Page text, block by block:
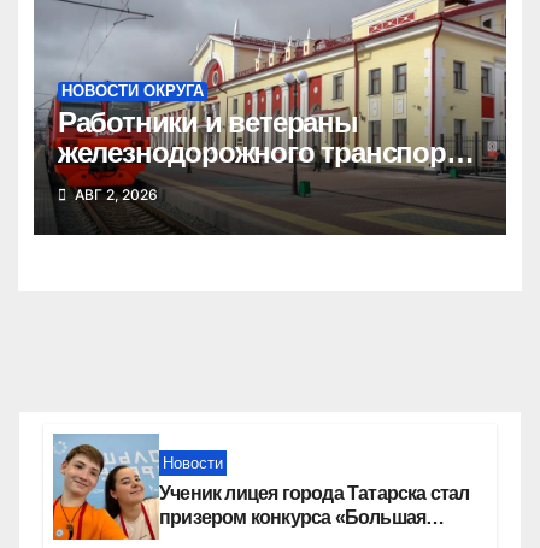
НОВОСТИ ОКРУГА
Работники и ветераны
железнодорожного транспорта
Татарского округа принимают
поздравления
АВГ 2, 2026
Новости
Ученик лицея города Татарска стал
призером конкурса «Большая